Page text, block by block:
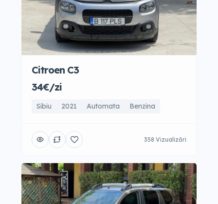
Citroen C3
34€/zi
Sibiu 2021 Automata Benzina
358 Vizualizări